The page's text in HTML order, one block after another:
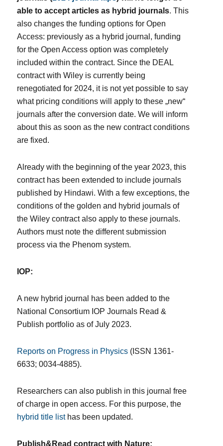
able to accept articles as hybrid journals. This
also changes the funding options for Open
Access: previously as a hybrid journal, funding
for the Open Access option was completely
included within the contract. Since the DEAL
contract with Wiley is currently being
renegotiated for 2024, it is not yet possible to say
what pricing conditions will apply to these „new“
journals after the conversion date. We will inform
about this as soon as the new contract conditions
are fixed.
Already with the beginning of the year 2023, this
contract has been extended to include journals
published by Hindawi. With a few exceptions, the
conditions of the golden and hybrid journals of
the Wiley contract also apply to these journals.
Authors must note the different submission
process via the Phenom system.
IOP:
A new hybrid journal has been added to the
National Consortium IOP Journals Read &
Publish portfolio as of July 2023.
Reports on Progress in Physics (ISSN 1361-
6633; 0034-4885).
Researchers can also publish in this journal free
of charge in open access. For this purpose, the
hybrid title listhas been updated.
Publish&Read contract with Nature: